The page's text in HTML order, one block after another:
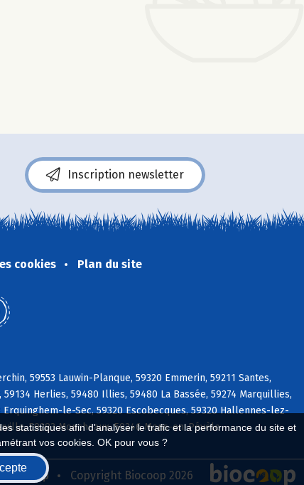
statistiques afin d'analyser le trafic et la performance du site et
vos cookies. OK pour vous ?
Inscription newsletter
cookies Plan du site
59553 Lauwin-Planque, 59320 Emmerin, 59211 Santes,
Herlies, 59480 Illies, 59480 La Bassée, 59274 Marquillies,
le-Sec, 59320 Escobecques, 59320 Hallennes-lez-
59283 Moncheaux, 59246 Mons-en-Pévèle
Biocoop Copyright Biocoop 2026